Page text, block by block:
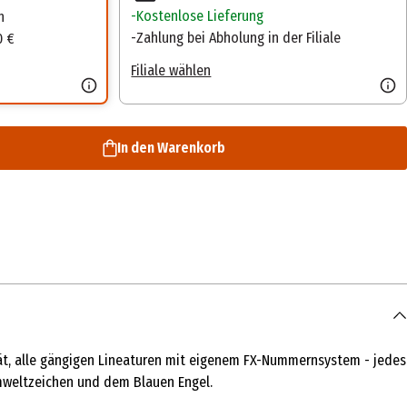
€
Kostenlose Lieferung
Zahlung bei Abholung in der Filiale
Filiale wählen
In den Warenkorb
alle gängigen Lineaturen mit eigenem FX-Nummernsystem - jedes
und dem Blauen Engel.